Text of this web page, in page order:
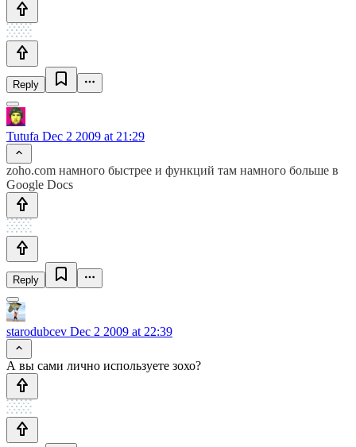
Reply
Tutufa Dec 2 2009 at 21:29
zoho.com намного быстрее и функций там намного больше в
Google Docs
Reply
starodubcev Dec 2 2009 at 22:39
А вы сами лично используете зохо?